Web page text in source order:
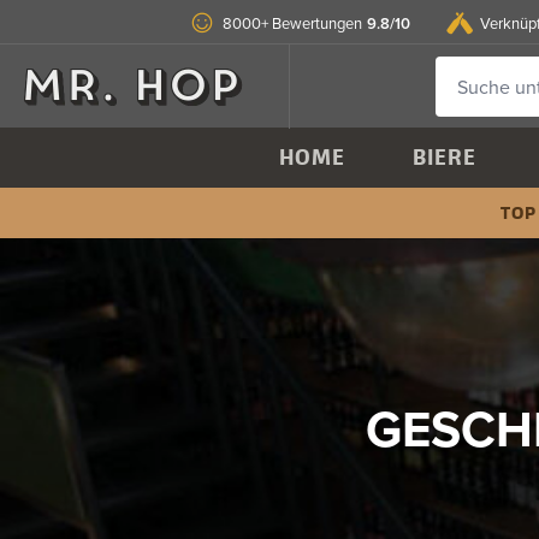
8000+ Bewertungen 9.8/10
HOME BIERE